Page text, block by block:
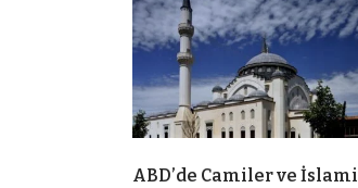
ABD’de Camiler ve İslami